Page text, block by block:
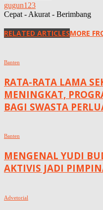
gugun123
Cepat - Akurat - Berimbang
RELATED ARTICLESMORE
Banten
RATA-RATA LAMA
MENINGKAT,
BAGI SWASTA
Banten
MENGENAL YUDI
AKTIVIS JADI
Advetorial